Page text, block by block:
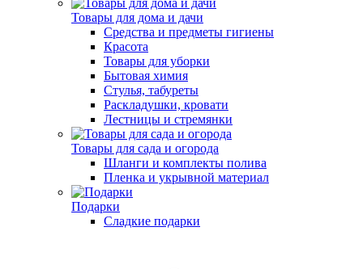
Товары для дома и дачи
Средства и предметы гигиены
Красота
Товары для уборки
Бытовая химия
Стулья, табуреты
Раскладушки, кровати
Лестницы и стремянки
Товары для сада и огорода
Шланги и комплекты полива
Пленка и укрывной материал
Подарки
Cладкие подарки